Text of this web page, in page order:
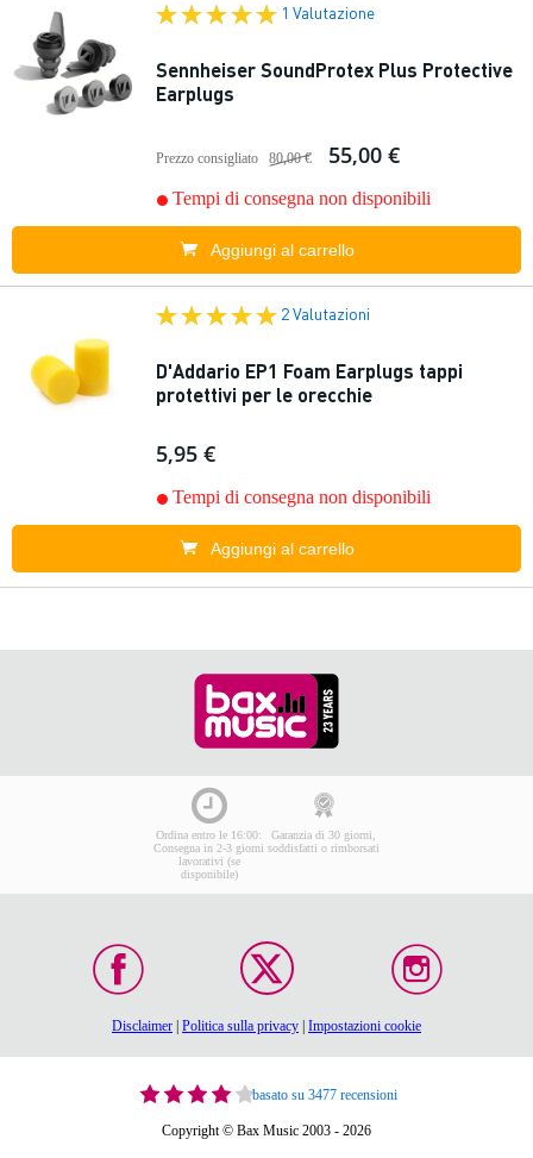
1 Valutazione
Sennheiser SoundProtex Plus Protective
Earplugs
Prezzo consigliato 80,00 € 55,00 €
Tempi di consegna non disponibili
Aggiungi al carrello
2 Valutazioni
D'Addario EP1 Foam Earplugs tappi
protettivi per le orecchie
5,95 €
Tempi di consegna non disponibili
Aggiungi al carrello
Ordina entro le 16:00:
Consegna in 2-3 giorni
lavorativi (se
disponibile)
Garanzia di 30 giorni,
soddisfatti o rimborsati
Disclaimer Politica sulla privacy Impostazioni cookie
basato su 3477 recensioni
Copyright © Bax Music 2003 - 2026